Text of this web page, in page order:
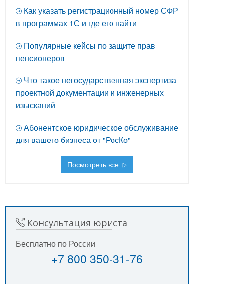
Как указать регистрационный номер СФР
в программах 1С и где его найти
Популярные кейсы по защите прав
пенсионеров
Что такое негосударственная экспертиза
проектной документации и инженерных
изысканий
Абонентское юридическое обслуживание
для вашего бизнеса от "РосКо"
Посмотреть все
Консультация юриста
Бесплатно по России
+7 800 350-31-76